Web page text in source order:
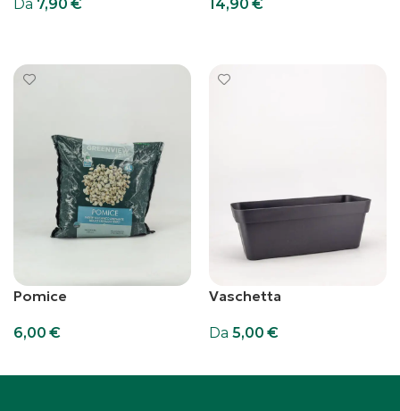
Da 7,90 € 14,90 €
Pomice
6,00 €
Vaschetta
Da 5,00 €